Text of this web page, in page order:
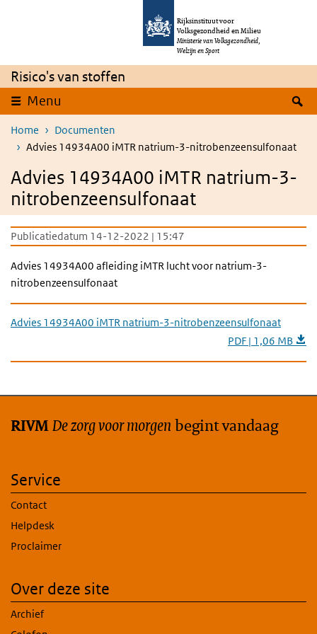
Overslaan en naar de inhoud gaan
Rijksinstituut voor
Volksgezondheid en Milieu
Ministerie van Volksgezondheid,
Welzijn en Sport
Risico's van stoffen
Menu
Home
Documenten
Advies 14934A00 iMTR natrium-3-nitrobenzeensulfonaat
Advies 14934A00 iMTR natrium-3-
nitrobenzeensulfonaat
Publicatiedatum 14-12-2022 | 15:47
Advies 14934A00 afleiding iMTR lucht voor natrium-3-
nitrobenzeensulfonaat
Advies 14934A00 iMTR natrium-3-nitrobenzeensulfonaat
PDF | 1,06 MB
RIVMDe zorg voor morgen begint vandaag
Service
Contact
Helpdesk
Proclaimer
Over deze site
Archief